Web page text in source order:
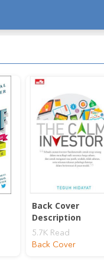
Back Cover
Description
5.7K Read
Back Cover